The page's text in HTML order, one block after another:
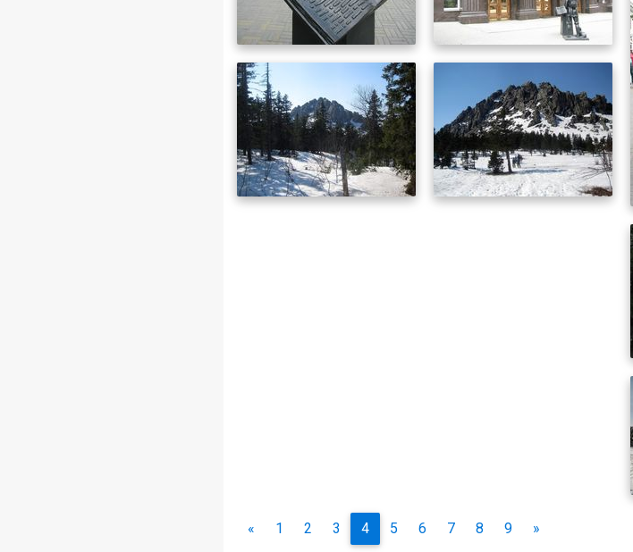
« 1 2 3 4 5 6 7 8 9 »